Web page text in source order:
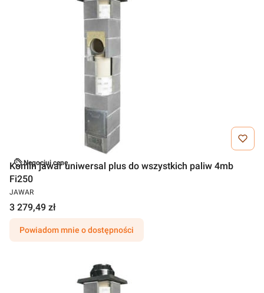
Negocjuj cenę
Komin jawar uniwersal plus do wszystkich paliw 4mb
Fi250
JAWAR
3 279,49 zł
Powiadom mnie o dostępności